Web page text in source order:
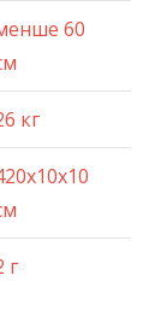
60
кг
г